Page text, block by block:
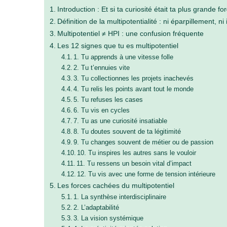
Introduction : Et si ta curiosité était ta plus grande
Définition de la multipotentialité : ni éparpillement, ni
Multipotentiel ≠ HPI : une confusion fréquente
Les 12 signes que tu es multipotentiel
1. Tu apprends à une vitesse folle
2. Tu t’ennuies vite
3. Tu collectionnes les projets inachevés
4. Tu relis les points avant tout le monde
5. Tu refuses les cases
6. Tu vis en cycles
7. Tu as une curiosité insatiable
8. Tu doutes souvent de ta légitimité
9. Tu changes souvent de métier ou de passion
10. Tu inspires les autres sans le vouloir
11. Tu ressens un besoin vital d’impact
12. Tu vis avec une forme de tension intérieure
Les forces cachées du multipotentiel
1. La synthèse interdisciplinaire
2. L’adaptabilité
3. La vision systémique